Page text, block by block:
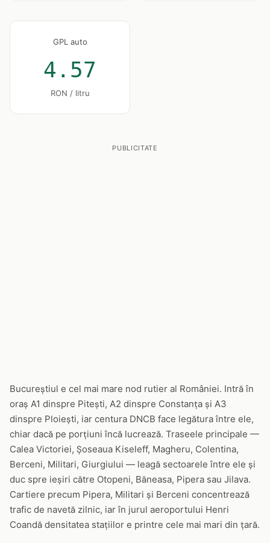
GPL auto
4.57
RON / litru
PUBLICITATE
Bucureștiul e cel mai mare nod rutier al României. Intră în
oraș A1 dinspre Pitești, A2 dinspre Constanța și A3
dinspre Ploiești, iar centura DNCB face legătura între ele,
chiar dacă pe porțiuni încă lucrează. Traseele principale —
Calea Victoriei, Șoseaua Kiseleff, Magheru, Colentina,
Berceni, Militari, Giurgiului — leagă sectoarele între ele și
duc spre ieșiri către Otopeni, Băneasa, Pipera sau Jilava.
Cartiere precum Pipera, Militari și Berceni concentrează
trafic de navetă zilnic, iar în jurul aeroportului Henri
Coandă densitatea stațiilor e printre cele mai mari din țară.